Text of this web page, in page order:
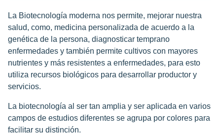
La Biotecnología moderna nos permite, mejorar nuestra
salud, como, medicina personalizada de acuerdo a la
genética de la persona, diagnosticar temprano
enfermedades y también permite cultivos con mayores
nutrientes y más resistentes a enfermedades, para esto
utiliza recursos biológicos para desarrollar productor y
servicios.
La biotecnología al ser tan amplia y ser aplicada en varios
campos de estudios diferentes se agrupa por colores para
facilitar su distinción.